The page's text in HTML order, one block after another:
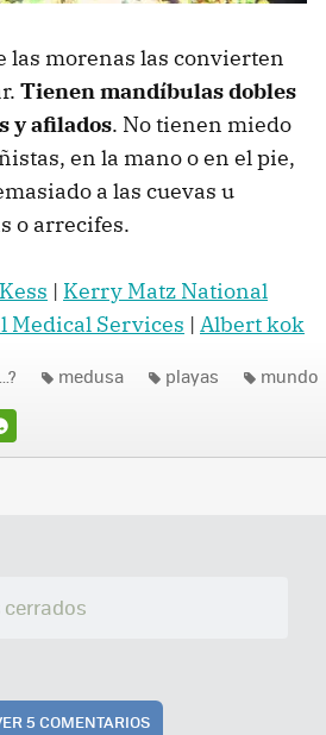
las morenas las convierten
Tienen mandíbulas dobles
y afilados. No tienen miedo
en la mano o en el pie,
a las cuevas u
o arrecifes.
| Kerry Matz National
Medical Services | Albert kok
medusa playas mundo
5 COMENTARIOS